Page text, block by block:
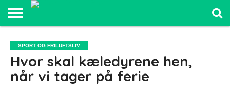
FRILUFTSLIV
COMPUTER
OG IT
OG
SJOV
ELEKTRONIK
MAD OG
SUNDHED
UDDANNELSE
OG LEDELSE
SPORT OG FRILUFTSLIV
Hvor skal kæledyrene hen,
når vi tager på ferie